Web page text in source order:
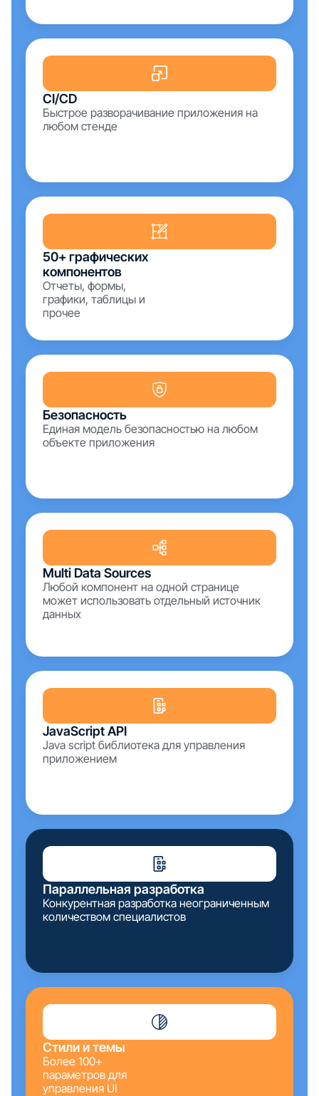
CI/CD
Быстрое разворачивание приложения на
любом стенде
50+ графических
компонентов
Отчеты, формы,
графики, таблицы и
прочее
Безопасность
Единая модель безопасностью на любом
объекте приложения
Multi Data Sources
Любой компонент на одной странице
может использовать отдельный источник
данных
JavaScript API
Java script библиотека для управления
приложением
Параллельная разработка
Конкурентная разработка неограниченным
количеством специалистов
Стили и темы
Более 100+
параметров для
управления UI